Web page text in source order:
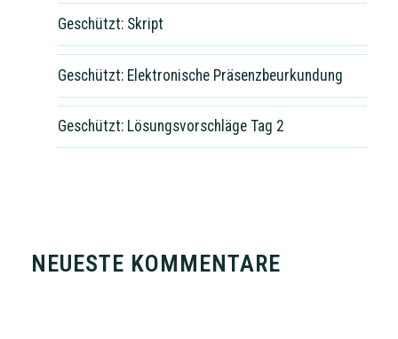
Geschützt: Skript
Geschützt: Elektronische Präsenzbeurkundung
Geschützt: Lösungsvorschläge Tag 2
NEUESTE KOMMENTARE